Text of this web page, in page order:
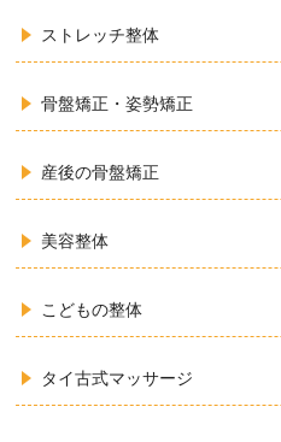
ストレッチ整体
骨盤矯正・姿勢矯正
産後の骨盤矯正
美容整体
こどもの整体
タイ古式マッサージ